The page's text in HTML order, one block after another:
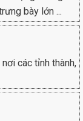
bày lớn ...
các tỉnh thành,